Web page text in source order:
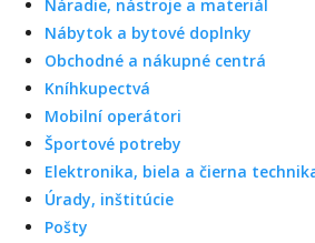
Náradie, nástroje a materiál
Nábytok a bytové doplnky
Obchodné a nákupné centrá
Kníhkupectvá
Mobilní operátori
Športové potreby
Elektronika, biela a čierna
Úrady, inštitúcie
Pošty